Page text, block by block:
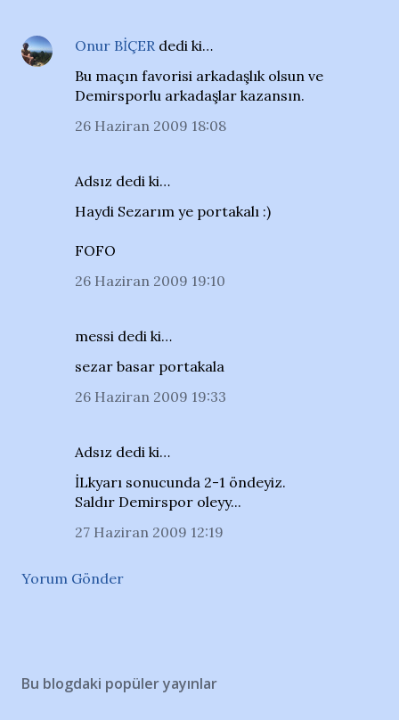
Onur BİÇER dedi ki…
Bu maçın favorisi arkadaşlık olsun ve
Demirsporlu arkadaşlar kazansın.
26 Haziran 2009 18:08
Adsız dedi ki…
Haydi Sezarım ye portakalı :)
FOFO
26 Haziran 2009 19:10
messi dedi ki…
sezar basar portakala
26 Haziran 2009 19:33
Adsız dedi ki…
İLkyarı sonucunda 2-1 öndeyiz.
Saldır Demirspor oleyy...
27 Haziran 2009 12:19
Yorum Gönder
Bu blogdaki popüler yayınlar